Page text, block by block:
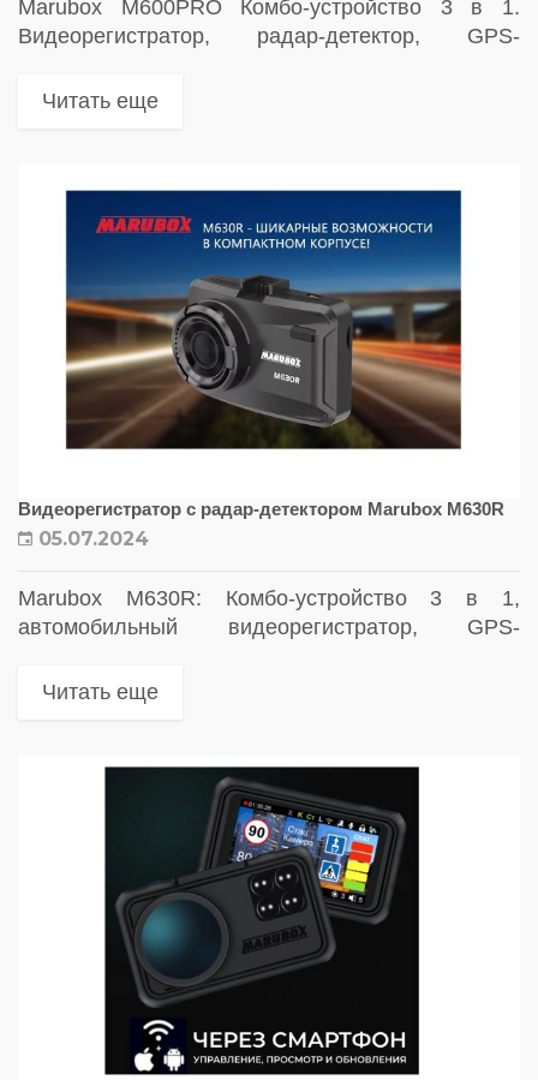
Marubox M600PRO Комбо-устройство 3 в 1.
Видеорегистратор, радар-детектор, GPS-
Читать еще
Видеорегистратор с радар-детектором Marubox M630R
05.07.2024
Marubox M630R: Комбо-устройство 3 в 1,
автомобильный видеорегистратор, GPS-
Читать еще